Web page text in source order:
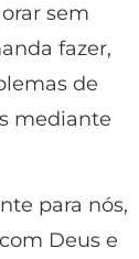
sem
fazer,
de
mediante
para nós,
Deus e